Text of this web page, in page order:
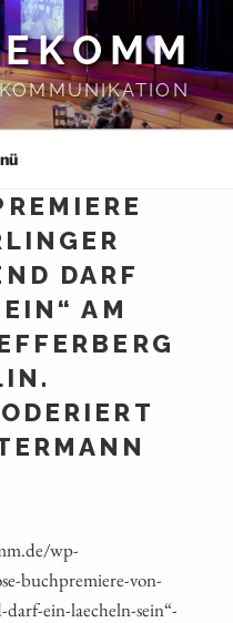
DARF
AM
wp-
buchpremiere-von-
ein-laecheln-sein“-